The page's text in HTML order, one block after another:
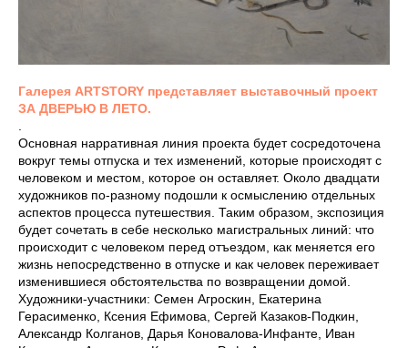
Галерея ARTSTORY представляет выставочный проект
ЗА ДВЕРЬЮ В ЛЕТО.
Основная нарративная линия проекта будет сосредоточена
вокруг темы отпуска и тех изменений, которые происходят с
человеком и местом, которое он оставляет. Около двадцати
художников по-разному подошли к осмыслению отдельных
аспектов процесса путешествия. Таким образом, экспозиция
будет сочетать в себе несколько магистральных линий: что
происходит с человеком перед отъездом, как меняется его
жизнь непосредственно в отпуске и как человек переживает
изменившиеся обстоятельства по возвращении домой.
Художники-участники: Семен Агроскин, Екатерина
Герасименко, Ксения Ефимова, Сергей Казаков-Подкин,
Александр Колганов, Дарья Коновалова-Инфанте, Иван